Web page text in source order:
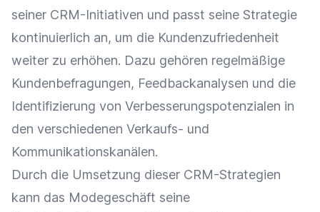
seiner CRM-Initiativen und passt seine Strategie
kontinuierlich an, um die Kundenzufriedenheit
weiter zu erhöhen. Dazu gehören regelmäßige
Kundenbefragungen, Feedbackanalysen und die
Identifizierung von Verbesserungspotenzialen in
den verschiedenen Verkaufs- und
Kommunikationskanälen.
Durch die Umsetzung dieser CRM-Strategien
kann das Modegeschäft seine